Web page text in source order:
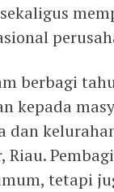
berbagi
kepada
dan
Riau.
tetapi